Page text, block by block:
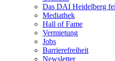
Das DAI Heidelberg
Mediathek
Hall of Fame
Vermietung
Jobs
Barrierefreiheit
Newsletter